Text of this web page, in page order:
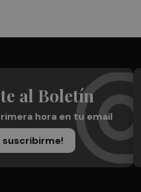
al Boletín
hora en tu email
suscribirme!